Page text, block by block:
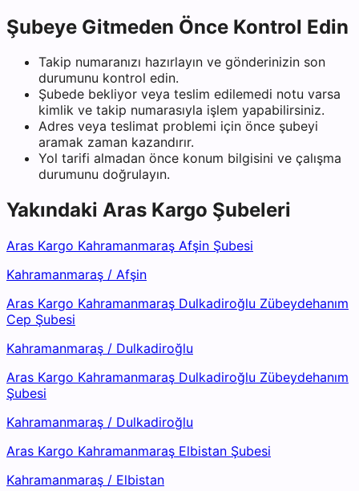
Şubeye Gitmeden Önce Kontrol Edin
Takip numaranızı hazırlayın ve gönderinizin son
durumunu kontrol edin.
Şubede bekliyor veya teslim edilemedi notu varsa
kimlik ve takip numarasıyla işlem yapabilirsiniz.
Adres veya teslimat problemi için önce şubeyi
aramak zaman kazandırır.
Yol tarifi almadan önce konum bilgisini ve çalışma
durumunu doğrulayın.
Yakındaki Aras Kargo Şubeleri
Aras Kargo Kahramanmaraş Afşin Şubesi
Kahramanmaraş / Afşin
Aras Kargo Kahramanmaraş Dulkadiroğlu Zübeydehanım
Cep Şubesi
Kahramanmaraş / Dulkadiroğlu
Aras Kargo Kahramanmaraş Dulkadiroğlu Zübeydehanım
Şubesi
Kahramanmaraş / Dulkadiroğlu
Aras Kargo Kahramanmaraş Elbistan Şubesi
Kahramanmaraş / Elbistan